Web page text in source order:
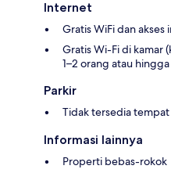
Internet
Gratis WiFi dan
Gratis Wi-Fi di kamar
1–2 orang atau
Parkir
Tidak tersedia
Informasi lainnya
Properti bebas-rokok